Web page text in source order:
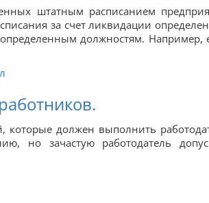
штатным расписанием
за счет ликвидации
должностям. Например,
которые должен выполнить
но зачастую работодатель